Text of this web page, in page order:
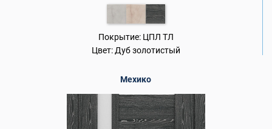
Покрытие: ЦПЛ ТЛ
Цвет: Дуб золотистый
Мехико